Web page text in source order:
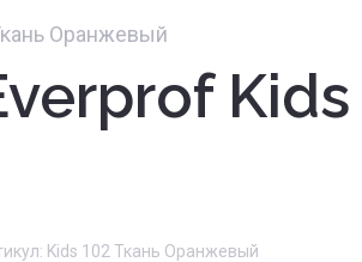
Оранжевый
Kids
Kids 102 Ткань Оранжевый